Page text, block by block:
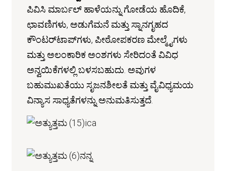
ಪಿವಿಸಿ ಮಾರ್ಬಲ್ ಹಾಳೆಯನ್ನು ಗೋಡೆಯ ಹೊದಿಕೆ,
ಛಾವಣಿಗಳು, ಅಡುಗೆಮನೆ ಮತ್ತು ಸ್ನಾನಗೃಹದ
ಕೌಂಟರ್‌ಟಾಪ್‌ಗಳು, ಪೀಠೋಪಕರಣ ಮೇಲ್ಮೈಗಳು
ಮತ್ತು ಅಲಂಕಾರಿಕ ಅಂಶಗಳು ಸೇರಿದಂತೆ ವಿವಿಧ
ಅನ್ವಯಿಕೆಗಳಲ್ಲಿ ಬಳಸಬಹುದು. ಅವುಗಳ
ಬಹುಮುಖತೆಯು ಸೃಜನಶೀಲತೆ ಮತ್ತು ವೈವಿಧ್ಯಮಯ
ವಿನ್ಯಾಸ ಸಾಧ್ಯತೆಗಳನ್ನು ಅನುಮತಿಸುತ್ತದೆ.